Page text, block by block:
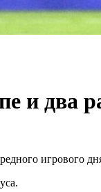
и два
игрового